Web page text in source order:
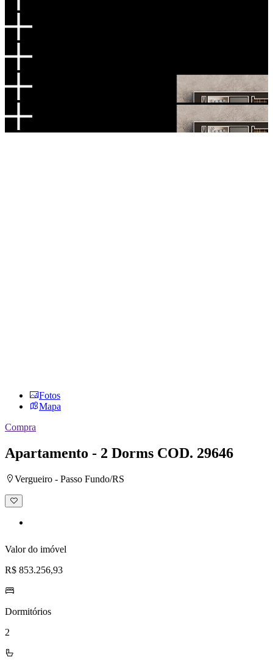
Fotos
Mapa
Compra
Apartamento - 2 Dorms COD. 29646
Vergueiro - Passo Fundo/RS
Adicionar
à
Valor do imóvel
R$ 853.256,93
Dormitórios
2